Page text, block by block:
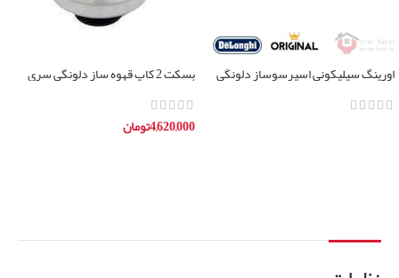
اورینگ سیلیکونی اسپرسوساز دلونگی
تمامی مدل ها
بسکت 2 کاپ قهوه ساز دلونگی سری
BCO
4,620,000تومان